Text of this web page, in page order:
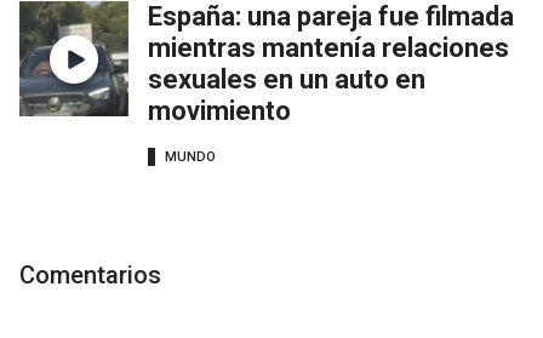
España: una pareja fue filmada
mientras mantenía relaciones
sexuales en un auto en
movimiento
MUNDO
Comentarios